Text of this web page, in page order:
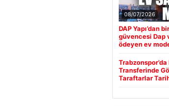
08/07/2026
DAP Yapı’dan
güvencesi Dap
ödeyen ev
Trabzonspor’da
Transferinde
Taraftarlar